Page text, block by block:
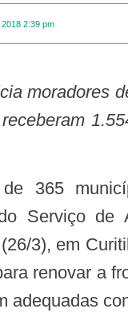
2:39 pm
Serviço de
3), em
renovar a
adequadas